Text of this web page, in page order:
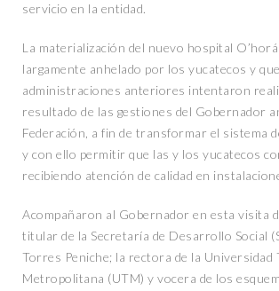
servicio en la entidad.
La materialización del nuevo hospital
largamente anhelado por los yucatecos y
administraciones anteriores intentaron
resultado de las gestiones del Gobernador
Federación, a fin de transformar el sistema
y con ello permitir que las y los yucatecos
recibiendo atención de calidad en
Acompañaron al Gobernador en esta visita
titular de la Secretaría de Desarrollo Social
Torres Peniche; la rectora de la Universidad
Metropolitana (UTM) y vocera de los